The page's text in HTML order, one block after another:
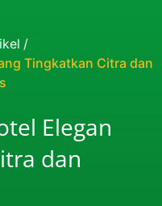
/
Tingkatkan Citra dan
Elegan
dan